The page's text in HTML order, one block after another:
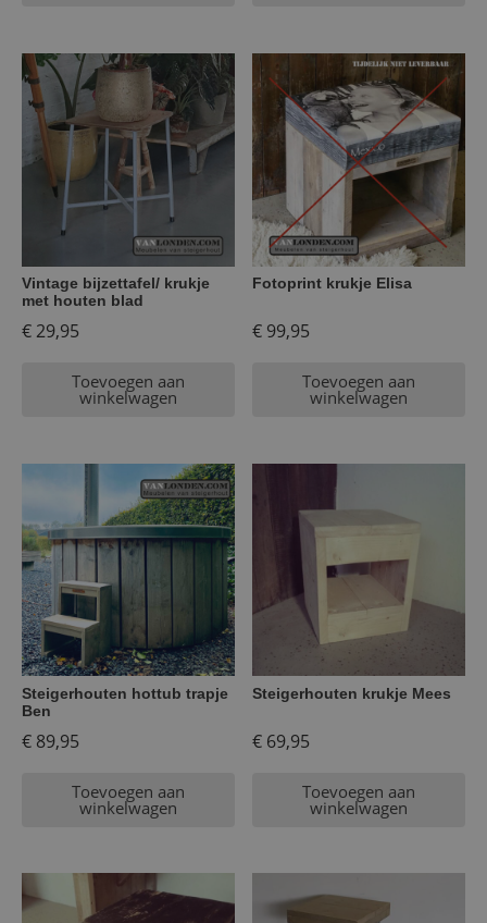
Vintage bijzettafel/ krukje
met houten blad
€29,95
Toevoegen aan
winkelwagen
Fotoprint krukje Elisa
€ 99,95
Toevoegen aan
winkelwagen
Steigerhouten hottub trapje
Ben
€ 89,95
Toevoegen aan
winkelwagen
Steigerhouten krukje Mees
€ 69,95
Toevoegen aan
winkelwagen